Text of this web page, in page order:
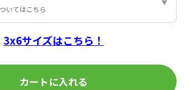
いてはこちら
3x6サイズはこちら！
カートに入れる